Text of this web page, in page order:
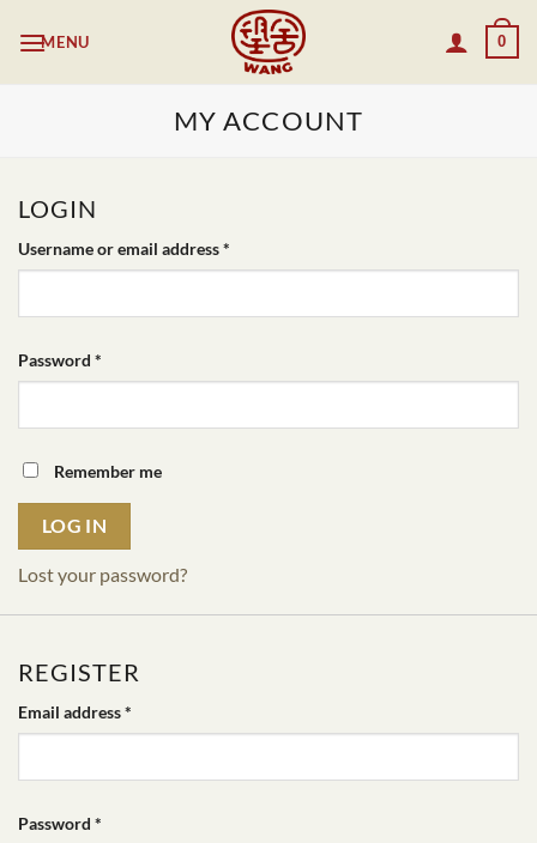
MENU 0
MY ACCOUNT
LOGIN
Username or email address*
Password *
Remember me
LOG IN
Lost your password?
REGISTER
Email address*
Password *